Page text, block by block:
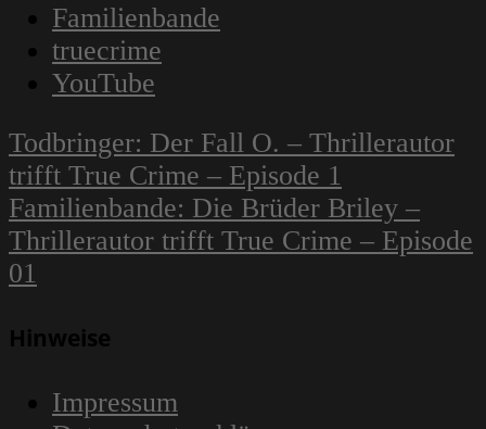
Familienbande
truecrime
YouTube
Navigation
innerhalb
eines
Beitrags
Todbringer: Der Fall O. – Thrillerautor
trifft True Crime – Episode 1
Familienbande: Die Brüder Briley –
Thrillerautor trifft True Crime – Episode
01
Hinweise
Impressum